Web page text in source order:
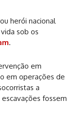
herói nacional
sob os
.
em
em operações de
a
fossem